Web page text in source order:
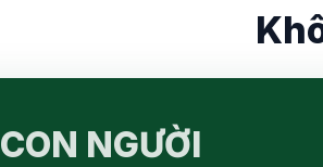
CON NGƯỜI